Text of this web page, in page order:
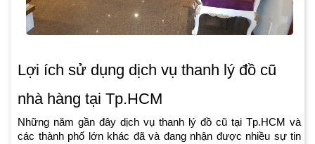
Lợi ích sử dụng dịch vụ thanh lý đồ cũ
nhà hàng tại Tp.HCM
Những năm gần đây dịch vụ thanh lý đồ cũ tại Tp.HCM và
các thành phố lớn khác đã và đang nhận được nhiều sự tin